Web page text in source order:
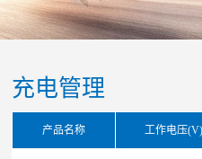
充电管理
产品名称 工作电压(V)